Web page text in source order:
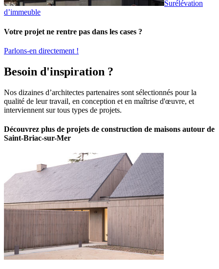
Surélévation
d’immeuble
Votre projet ne rentre pas dans les cases ?
Parlons-en directement !
Besoin d'inspiration ?
Nos dizaines d’architectes partenaires sont sélectionnés pour la
qualité de leur travail, en conception et en maîtrise d'œuvre, et
interviennent sur tous types de projets.
Découvrez plus de projets de construction de maisons autour de
Saint-Briac-sur-Mer